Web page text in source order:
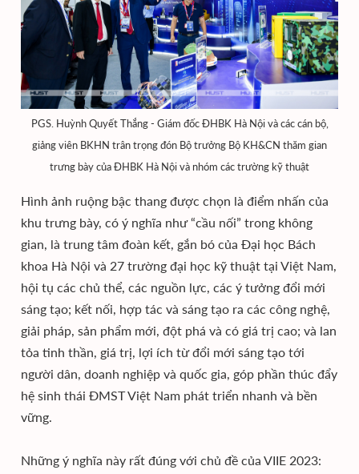
PGS. Huỳnh Quyết Thắng - Giám đốc ĐHBK Hà Nội và các cán bộ,
giảng viên BKHN trân trọng đón Bộ trưởng Bộ KH&CN thăm gian
trưng bày của ĐHBK Hà Nội và nhóm các trường kỹ thuật
Hình ảnh ruộng bậc thang được chọn là điểm nhấn của
khu trưng bày, có ý nghĩa như “cầu nối” trong không
gian, là trung tâm đoàn kết, gắn bó của Đại học Bách
khoa Hà Nội và 27 trường đại học kỹ thuật tại Việt Nam,
hội tụ các chủ thể, các nguồn lực, các ý tưởng đổi mới
sáng tạo; kết nối, hợp tác và sáng tạo ra các công nghệ,
giải pháp, sản phẩm mới, đột phá và có giá trị cao; và lan
tỏa tinh thần, giá trị, lợi ích từ đổi mới sáng tạo tới
người dân, doanh nghiệp và quốc gia, góp phần thúc đẩy
hệ sinh thái ĐMST Việt Nam phát triển nhanh và bền
vững.
Những ý nghĩa này rất đúng với chủ đề của VIIE 2023: